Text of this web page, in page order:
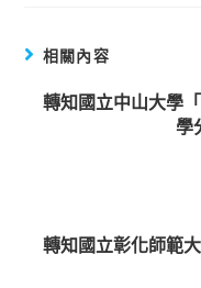
相關內容
轉知國立中山大學
學
轉知國立彰化師範